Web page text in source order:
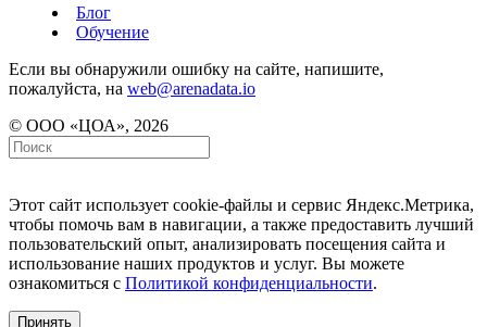
Блог
Обучение
Если вы обнаружили ошибку на сайте, напишите,
пожалуйста, на web@arenadata.io
© ООО «ЦОА», 2026
Этот сайт использует cookie-файлы и сервис Яндекс.Метрика,
чтобы помочь вам в навигации, а также предоставить лучший
пользовательский опыт, анализировать посещения сайта и
использование наших продуктов и услуг. Вы можете
ознакомиться с Политикой конфиденциальности.
Принять